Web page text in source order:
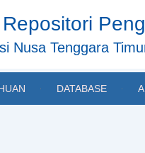
Nusa Tenggara
DATABASE